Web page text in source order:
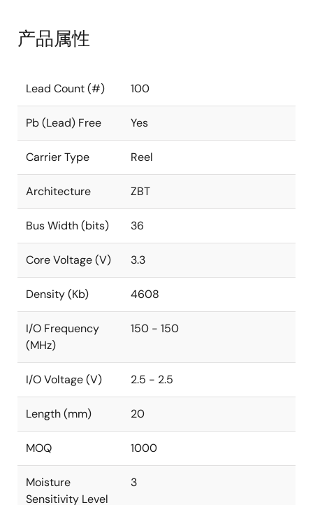
产品属性
Lead Count (#) 100
Pb (Lead) Free Yes
Carrier Type Reel
Architecture ZBT
Bus Width (bits) 36
Core Voltage (V) 3.3
Density (Kb) 4608
I/O Frequency
(MHz)
150 - 150
I/O Voltage (V) 2.5 - 2.5
Length (mm) 20
MOQ 1000
Moisture
Sensitivity Level
3